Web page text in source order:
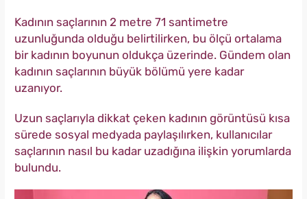
Kadının saçlarının 2 metre 71 santimetre
uzunluğunda olduğu belirtilirken, bu ölçü ortalama
bir kadının boyunun oldukça üzerinde. Gündem olan
kadının saçlarının büyük bölümü yere kadar
uzanıyor.
Uzun saçlarıyla dikkat çeken kadının görüntüsü kısa
sürede sosyal medyada paylaşılırken, kullanıcılar
saçlarının nasıl bu kadar uzadığına ilişkin yorumlarda
bulundu.